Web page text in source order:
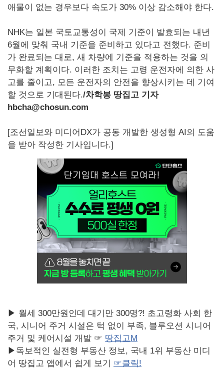
애물이 없는 경우보다 속도가 30% 이상 감소해야 한다.
NHK는 일본 국토교통성이 국제 기준이 발효되는 내년
6월에 맞춰 국내 기준을 준비하고 있다고 전했다. 준비
가 완료되는 대로, 새 차량에 기준을 적용하는 것을 의
무화할 계획이다. 이러한 조치는 고령 운전자에 의한 사
고를 줄이고, 모든 운전자의 안전을 향상시키는 데 기여
할 것으로 기대된다./차학봉 땅집고 기자
hbcha@chosun.com
[조선일보와 미디어DX가 공동 개발한 생성형 AI의 도움
을 받아 작성한 기사입니다.]
▶ 월세 300만원인데 대기만 300명?! 초고령화 사회 한
국, 시니어 주거 시설은 턱 없이 부족, 블루오션 시니어
주거 및 케어시설 개발 ☞ 땅집고M
▶독보적인 실전형 부동산 정보, 국내 1위 부동산 미디
어 땅집고 앱에서 쉽게 보기 ☞클릭!